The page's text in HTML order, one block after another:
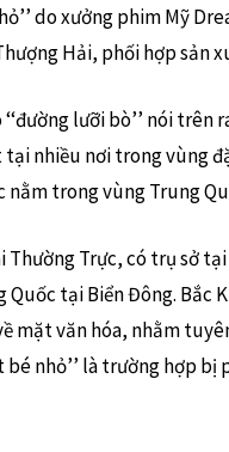
do xưởng phim Mỹ
Hải, phối hợp sản
lưỡi bò’’ nói
nhiều nơi trong vùng
nằm trong vùng Trung
Thường Trực, có trụ sở
Quốc tại Biển Đông.
mặt văn hóa, nhằm
nhỏ’’ là trường hợp bị